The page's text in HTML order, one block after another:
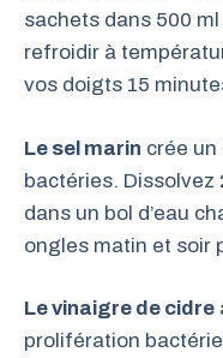
sachets dans 500
refroidir à
vos doigts 15
Le sel marin crée
bactéries. Dissolvez
dans un bol d’eau
ongles matin et soir
Le vinaigre de cidre
prolifération